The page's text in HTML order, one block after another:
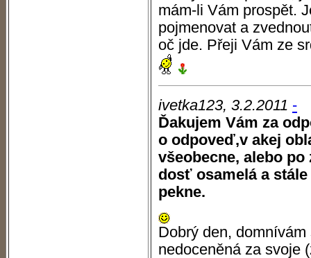
mám-li Vám prospět.
pojmenovat a
oč jde. Přeji Vám ze
ivetka123, 3.2.2011 -
Ďakujem Vám za
o odpoveď,v akej
všeobecne, alebo
dosť osamelá a
pekne.
Dobrý den,
nedoceněná za svoje